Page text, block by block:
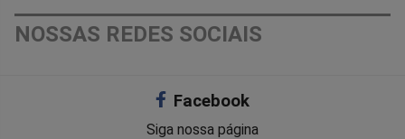
NOSSAS REDES SOCIAIS
Facebook
Siga nossa página